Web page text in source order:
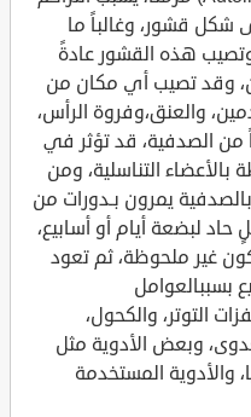
شكل قشور، وغالباً ما
وتصيب هذه القشور عادةً
وقد تصيب أي مكان من
والعنق،وفروة الرأس،
من الصدفية، قد تؤثر في
بالأعضاء التناسلية، ومن
يمرون بـدورات من
لبضعة أيام أو أسابيع،
غير ملحوظة، ثم تعود
بسببالعوامل
التوتر، والكحول،
وبعض الأدوية مثل
والأدوية المستخدمة